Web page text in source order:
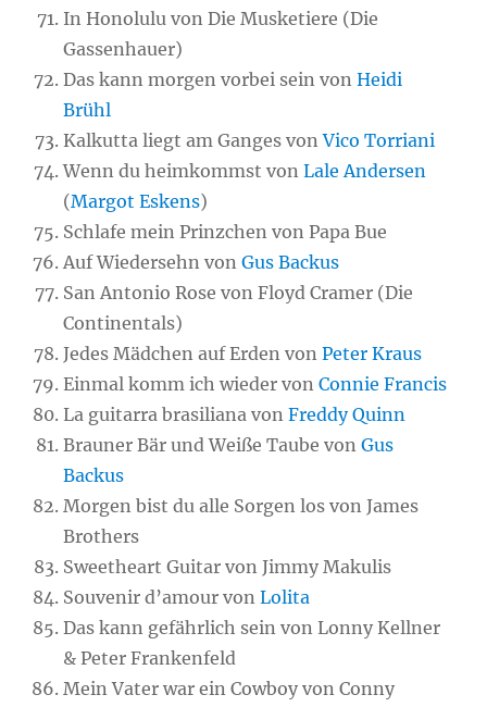
In Honolulu von Die Musketiere (Die
Gassenhauer)
Das kann morgen vorbei sein vonHeidi
Brühl
Kalkutta liegt am Ganges vonVico Torriani
Wenn du heimkommst vonLale Andersen
(Margot Eskens)
Schlafe mein Prinzchen von Papa Bue
Auf Wiedersehn vonGus Backus
San Antonio Rose von Floyd Cramer (Die
Continentals)
Jedes Mädchen auf Erden vonPeter Kraus
Einmal komm ich wieder vonConnie Francis
La guitarra brasiliana vonFreddy Quinn
Brauner Bär und Weiße Taube vonGus
Backus
Morgen bist du alle Sorgen los von James
Brothers
Sweetheart Guitar von Jimmy Makulis
Souvenir d’amour vonLolita
Das kann gefährlich sein von Lonny Kellner
& Peter Frankenfeld
Mein Vater war ein Cowboy von Conny